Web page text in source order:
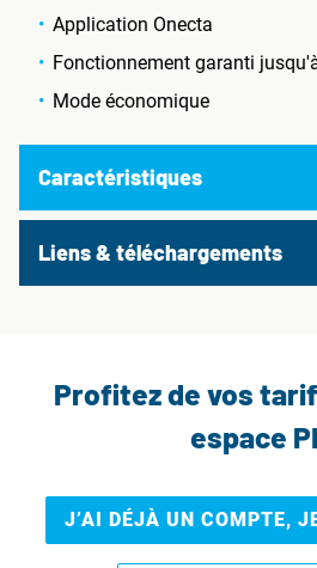
Application Onecta
Fonctionnement garanti
Mode économique
Caractéristiques
Liens & téléchargements
Profitez de vos
espace
J’AI DÉJÀ UN COMPTE,